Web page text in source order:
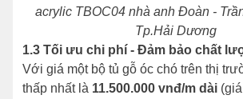
acrylic TBOC04 nhà anh Đoàn -
Tp.Hải Dương
1.3 Tối ưu chi phí - Đảm bảo chất
Với giá một bộ tủ gỗ óc chó trên thị
thấp nhất là 11.500.000 vnđ/m dài